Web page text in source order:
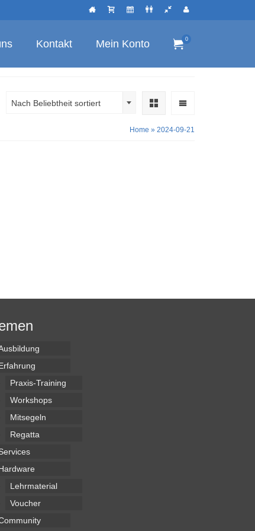
Kontakt Mein Konto 0
Nach Beliebtheit sortiert
Home » 2024-09-21
Praxis-Training
Workshops
Mitsegeln
Regatta
Lehrmaterial
Voucher